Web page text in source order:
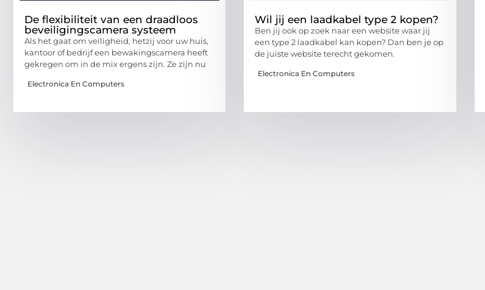
De flexibiliteit van een draadloos
beveiligingscamera systeem
Als het gaat om veiligheid, hetzij voor uw huis,
kantoor of bedrijf een bewakingscamera heeft
gekregen om in de mix ergens zijn. Ze zijn nu
Electronica En Computers
Wil jij een laadkabel type 2 kopen?
Ben jij ook op zoek naar een website waar jij
een type 2 laadkabel kan kopen? Dan ben je op
de juiste website terecht gekomen.
Electronica En Computers